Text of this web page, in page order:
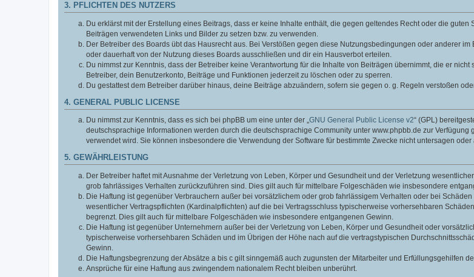
3. PFLICHTEN DES NUTZERS
Du erklärst mit der Erstellung eines Beitrags, dass er keine Inhalte enthält, die gegen geltendes Recht oder die
Beiträgen verwendeten Links und Bilder zu setzen bzw. zu verwenden.
Der Betreiber des Boards übt das Hausrecht aus. Bei Verstößen gegen diese Nutzungsbedingungen oder anderer
oder dauerhaft von der Nutzung dieses Boards ausschließen und dir ein Hausverbot erteilen.
Du nimmst zur Kenntnis, dass der Betreiber keine Verantwortung für die Inhalte von Beiträgen übernimmt, die er
Betreiber, dein Benutzerkonto, Beiträge und Funktionen jederzeit zu löschen oder zu sperren.
Du gestattest dem Betreiber darüber hinaus, deine Beiträge abzuändern, sofern sie gegen o. g. Regeln verstoßen
4. GENERAL PUBLIC LICENSE
Du nimmst zur Kenntnis, dass es sich bei phpBB um eine unter der „GNU General Public License v2“ (GPL)
deutschsprachige Informationen werden durch die deutschsprachige Community unter www.phpbb.de zur
verwendet wird. Sie können insbesondere die Verwendung der Software für bestimmte Zwecke nicht untersagen
5. GEWÄHRLEISTUNG
Der Betreiber haftet mit Ausnahme der Verletzung von Leben, Körper und Gesundheit und der Verletzung
grob fahrlässiges Verhalten zurückzuführen sind. Dies gilt auch für mittelbare Folgeschäden wie insbesondere
Die Haftung ist gegenüber Verbrauchern außer bei vorsätzlichem oder grob fahrlässigem Verhalten oder bei
wesentlicher Vertragspflichten (Kardinalpflichten) auf die bei Vertragsschluss typischerweise vorhersehbaren
begrenzt. Dies gilt auch für mittelbare Folgeschäden wie insbesondere entgangenen Gewinn.
Die Haftung ist gegenüber Unternehmern außer bei der Verletzung von Leben, Körper und Gesundheit oder
typischerweise vorhersehbaren Schäden und im Übrigen der Höhe nach auf die vertragstypischen
Gewinn.
Die Haftungsbegrenzung der Absätze a bis c gilt sinngemäß auch zugunsten der Mitarbeiter und Erfüllungsgehilfen
Ansprüche für eine Haftung aus zwingendem nationalem Recht bleiben unberührt.